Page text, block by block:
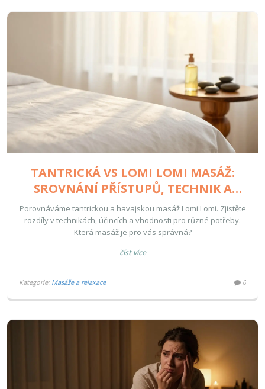
TANTRICKÁ VS LOMI LOMI MASÁŽ:
SROVNÁNÍ PŘÍSTUPŮ, TECHNIK A
ÚČINKŮ
Porovnáváme tantrickou a havajskou masáž Lomi Lomi. Zjistěte
rozdíly v technikách, účincích a vhodnosti pro různé potřeby.
Která masáž je pro vás správná?
číst více
Kategorie: Masáže a relaxace 0